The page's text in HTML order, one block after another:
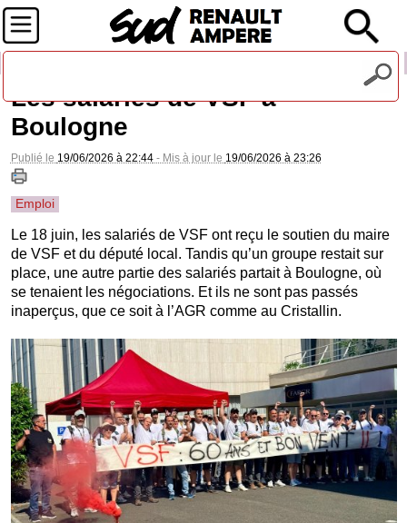
Les salariés de VSF à
Boulogne
Publié le 19/06/2026 à 22:44- Mis à jour le 19/06/2026 à 23:26
Emploi
Le 18 juin, les salariés de VSF ont reçu le soutien du maire
de VSF et du député local. Tandis qu’un groupe restait sur
place, une autre partie des salariés partait à Boulogne, où
se tenaient les négociations. Et ils ne sont pas passés
inaperçus, que ce soit à l’AGR comme au Cristallin.